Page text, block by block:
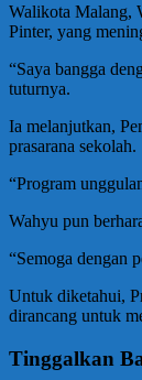
Walikota Malang,
Pinter, yang
“Saya bangga
tuturnya.
Ia melanjutkan,
prasarana sekolah.
“Program
Wahyu pun
“Semoga dengan
Untuk diketahui,
dirancang untuk
Tinggalkan